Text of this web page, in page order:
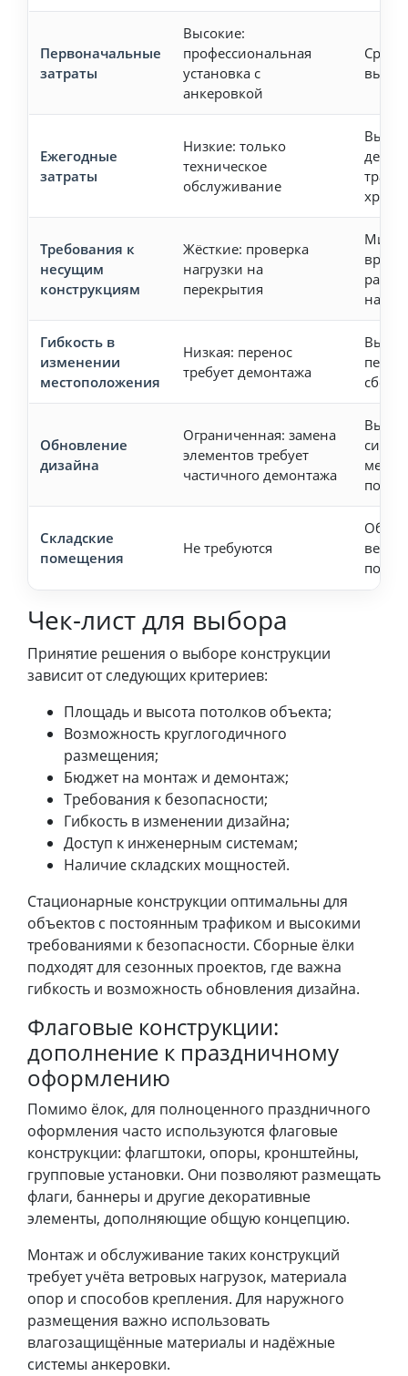
Первоначальные
затраты
Высокие:
профессиональная
установка с
анкеровкой
Ежегодные
затраты
Низкие: только
техническое
обслуживание
Требования к
несущим
конструкциям
Жёсткие: проверка
нагрузки на
перекрытия
Гибкость в
изменении
местоположения
Низкая: перенос
требует демонтажа
Обновление
дизайна
Ограниченная: замена
элементов требует
частичного демонтажа
Складские
помещения
Не требуются
Чек-лист для выбора
Принятие решения о выборе конструкции
зависит от следующих критериев:
Площадь и высота потолков объекта;
Возможность круглогодичного
размещения;
Бюджет на монтаж и демонтаж;
Требования к безопасности;
Гибкость в изменении дизайна;
Доступ к инженерным системам;
Наличие складских мощностей.
Стационарные конструкции оптимальны для
объектов с постоянным трафиком и высокими
требованиями к безопасности. Сборные ёлки
подходят для сезонных проектов, где важна
гибкость и возможность обновления дизайна.
Флаговые конструкции:
дополнение к праздничному
оформлению
Помимо ёлок, для полноценного праздничного
оформления часто используются флаговые
конструкции: флагштоки, опоры, кронштейны,
групповые установки. Они позволяют размещать
флаги, баннеры и другие декоративные
элементы, дополняющие общую концепцию.
Монтаж и обслуживание таких конструкций
требует учёта ветровых нагрузок, материала
опор и способов крепления. Для наружного
размещения важно использовать
влагозащищённые материалы и надёжные
системы анкеровки.